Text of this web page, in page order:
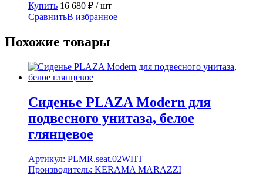
Купить 16 680 ₽ / шт
СравнитьВ избранное
Похожие товары
Сиденье PLAZA Modern для
подвесного унитаза, белое
глянцевое
Артикул: PLMR.seat.02WHT
Производитель: KERAMA MARAZZI